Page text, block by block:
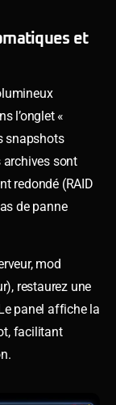
et
l’onglet «
snapshots
archives sont
redondé (RAID
de panne
mod
restaurez une
panel affiche la
facilitant